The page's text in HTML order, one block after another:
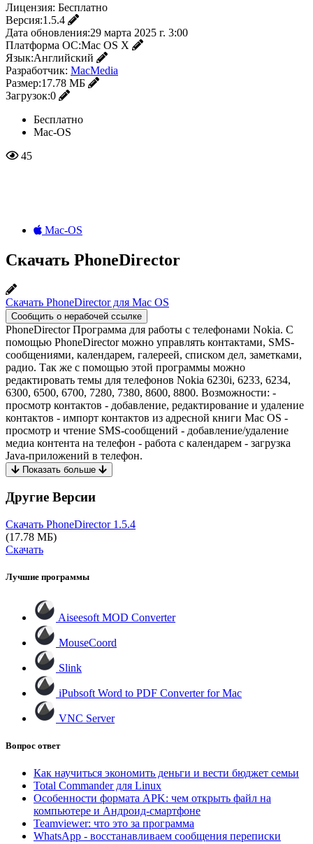
Лицензия: Бесплатно
Версия:1.5.4
Дата обновления:29 марта 2025 г. 3:00
Платформа ОС:Mac OS X
Язык:Английский
Разработчик: MacMedia
Размер:17.78 МБ
Загрузок:0
Бесплатно
Mac-OS
45
Mac-OS
Скачать PhoneDirector
Скачать PhoneDirector для Mac OS
Сообщить о нерабочей ссылке
PhoneDirector Программа для работы с телефонами Nokia. С
помощью PhoneDirector можно управлять контактами, SMS-
сообщениями, календарем, галереей, списком дел, заметками,
радио. Так же с помощью этой программы можно
редактировать темы для телефонов Nokia 6230i, 6233, 6234,
6300, 6500, 6700, 7280, 7380, 8600, 8800. Возможности: -
просмотр контактов - добавление, редактирование и удаление
контактов - импорт контактов из адресной книги Mac OS -
просмотр и чтение SMS-сообщений - добавление/удаление
медиа контента на телефон - работа с календарем - загрузка
Java-приложений в телефон.
Показать больше
Другие Версии
Скачать PhoneDirector 1.5.4
(17.78 МБ)
Скачать
Лучшие программы
Aiseesoft MOD Converter
MouseCoord
Slink
iPubsoft Word to PDF Converter for Mac
VNC Server
Вопрос ответ
Как научиться экономить деньги и вести бюджет семьи
Total Commander для Linux
Особенности формата APK: чем открыть файл на
компьютере и Андроид-смартфоне
Teamviewer: что это за программа
WhatsApp - восстанавливаем сообщения переписки